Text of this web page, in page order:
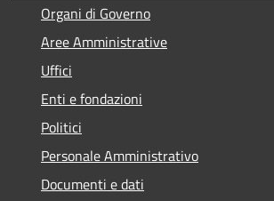
Organi di Governo
Aree Amministrative
Uffici
Enti e fondazioni
Politici
Personale Amministrativo
Documenti e dati